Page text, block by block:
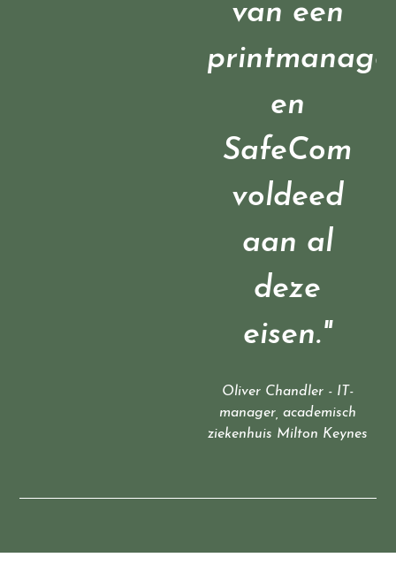
van een
en
SafeCom
voldeed
aan al
deze
eisen."
Oliver Chandler - IT-
manager, academisch
ziekenhuis Milton Keynes